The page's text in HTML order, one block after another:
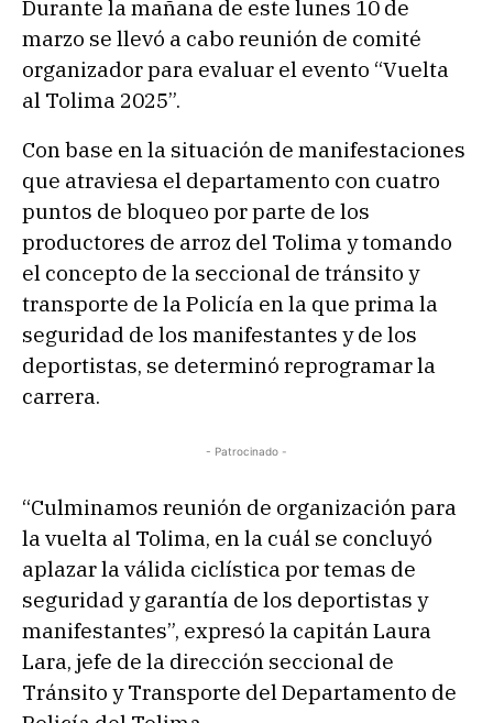
Durante la mañana de este lunes 10 de
marzo se llevó a cabo reunión de comité
organizador para evaluar el evento “Vuelta
al Tolima 2025”.
Con base en la situación de manifestaciones
que atraviesa el departamento con cuatro
puntos de bloqueo por parte de los
productores de arroz del Tolima y tomando
el concepto de la seccional de tránsito y
transporte de la Policía en la que prima la
seguridad de los manifestantes y de los
deportistas, se determinó reprogramar la
carrera.
- Patrocinado -
“Culminamos reunión de organización para
la vuelta al Tolima, en la cuál se concluyó
aplazar la válida ciclística por temas de
seguridad y garantía de los deportistas y
manifestantes”, expresó la capitán Laura
Lara, jefe de la dirección seccional de
Tránsito y Transporte del Departamento de